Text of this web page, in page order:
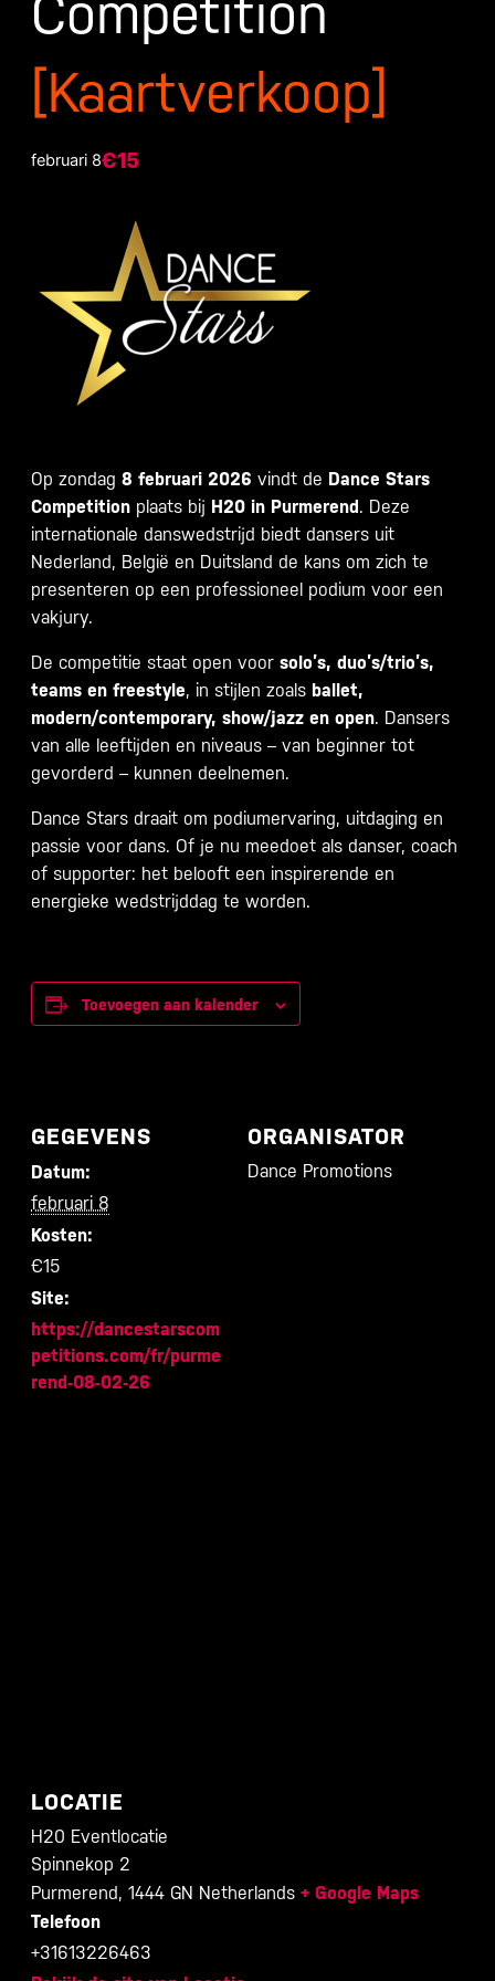
Competition
[Kaartverkoop]
februari 8€15
Op zondag 8 februari 2026 vindt de Dance Stars
Competitionplaats bij H20 in Purmerend. Deze
internationale danswedstrijd biedt dansers uit
Nederland, België en Duitsland de kans om zich te
presenteren op een professioneel podium voor een
vakjury.
De competitie staat open voor solo’s, duo’s/trio’s,
teams en freestyle, in stijlen zoals ballet,
modern/contemporary, show/jazz en open. Dansers
van alle leeftijden en niveaus – van beginner tot
gevorderd – kunnen deelnemen.
Dance Stars draait om podiumervaring, uitdaging en
passie voor dans. Of je nu meedoet als danser, coach
of supporter: het belooft een inspirerende en
energieke wedstrijddag te worden.
Toevoegen aan kalender
GEGEVENS
Datum:
februari 8
Kosten:
€15
Site:
https://dancestarscom
petitions.com/fr/purme
rend-08-02-26
ORGANISATOR
Dance Promotions
LOCATIE
H20 Eventlocatie
Spinnekop 2
Purmerend, 1444 GN Netherlands + Google Maps
Telefoon
+31613226463